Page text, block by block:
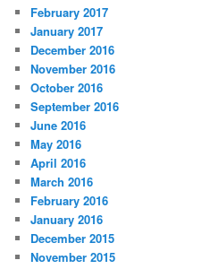
February 2017
January 2017
December 2016
November 2016
October 2016
September 2016
June 2016
May 2016
April 2016
March 2016
February 2016
January 2016
December 2015
November 2015